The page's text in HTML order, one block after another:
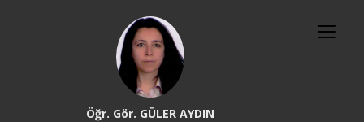
Öğr. Gör. GÜLER AYDIN